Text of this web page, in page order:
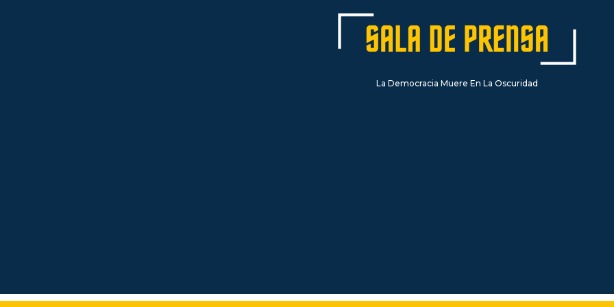
La Democracia Muere En La Oscuridad